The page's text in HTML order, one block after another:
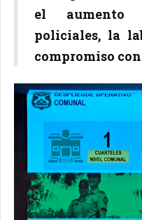
el aumento
policiales, la
compromiso